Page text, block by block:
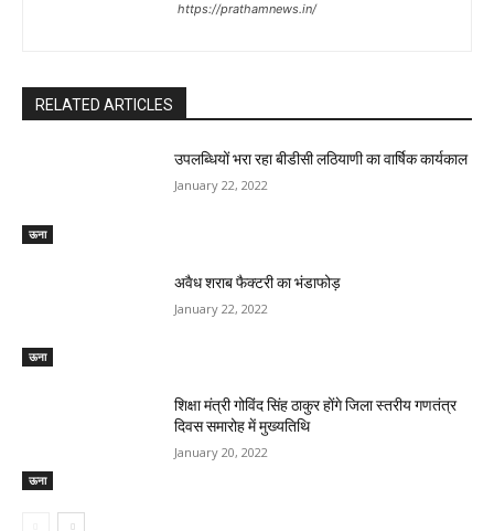
https://prathamnews.in/
RELATED ARTICLES
ऊना
उपलब्धियों भरा रहा बीडीसी लठियाणी का वार्षिक कार्यकाल
January 22, 2022
ऊना
अवैध शराब फैक्टरी का भंडाफोड़
January 22, 2022
ऊना
शिक्षा मंत्री गोविंद सिंह ठाकुर होंगे जिला स्तरीय गणतंत्र
दिवस समारोह में मुख्यतिथि
January 20, 2022